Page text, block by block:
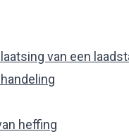
van een
heffing